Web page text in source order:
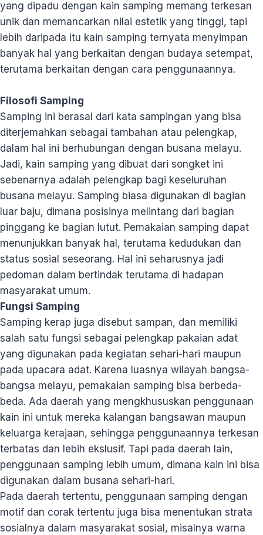
yang dipadu dengan kain samping memang terkesan
unik dan memancarkan nilai estetik yang tinggi, tapi
lebih daripada itu kain samping ternyata menyimpan
banyak hal yang berkaitan dengan budaya setempat,
terutama berkaitan dengan cara penggunaannya.
Filosofi Samping
Samping ini berasal dari kata sampingan yang bisa
diterjemahkan sebagai tambahan atau pelengkap,
dalam hal ini berhubungan dengan busana melayu.
Jadi, kain samping yang dibuat dari songket ini
sebenarnya adalah pelengkap bagi keseluruhan
busana melayu. Samping biasa digunakan di bagian
luar baju, dimana posisinya melintang dari bagian
pinggang ke bagian lutut. Pemakaian samping dapat
menunjukkan banyak hal, terutama kedudukan dan
status sosial seseorang. Hal ini seharusnya jadi
pedoman dalam bertindak terutama di hadapan
masyarakat umum.
Fungsi Samping
Samping kerap juga disebut sampan, dan memiliki
salah satu fungsi sebagai pelengkap pakaian adat
yang digunakan pada kegiatan sehari-hari maupun
pada upacara adat. Karena luasnya wilayah bangsa-
bangsa melayu, pemakaian samping bisa berbeda-
beda. Ada daerah yang mengkhususkan penggunaan
kain ini untuk mereka kalangan bangsawan maupun
keluarga kerajaan, sehingga penggunaannya terkesan
terbatas dan lebih ekslusif. Tapi pada daerah lain,
penggunaan samping lebih umum, dimana kain ini bisa
digunakan dalam busana sehari-hari.
Pada daerah tertentu, penggunaan samping dengan
motif dan corak tertentu juga bisa menentukan strata
sosialnya dalam masyarakat sosial, misalnya warna